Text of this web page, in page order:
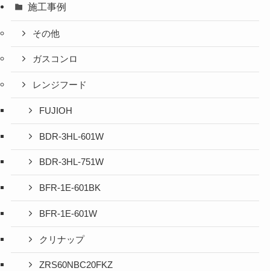
施工事例
その他
ガスコンロ
レンジフード
FUJIOH
BDR-3HL-601W
BDR-3HL-751W
BFR-1E-601BK
BFR-1E-601W
クリナップ
ZRS60NBC20FKZ